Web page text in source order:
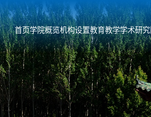
首页学院概览机构设置教育教学学术研究